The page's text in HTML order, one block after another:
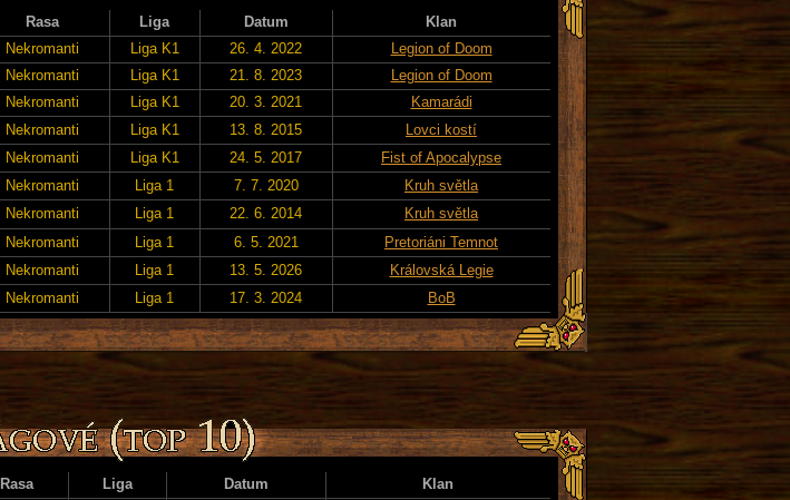
Rasa Liga Datum
Klan
Nekromanti Liga K1 26. 4. 2022
Legion of Doom
Nekromanti Liga K1 21. 8. 2023
Legion of Doom
Nekromanti Liga K1 20. 3. 2021
Kamarádi
Nekromanti Liga K1 13. 8. 2015
Lovci kostí
Nekromanti Liga K1 24. 5. 2017
Fist of Apocalypse
Nekromanti Liga 1 7. 7. 2020
Kruh světla
Nekromanti Liga 1 22. 6. 2014
Kruh světla
Nekromanti Liga 1 6. 5. 2021
Pretoriáni Temnot
Nekromanti Liga 1 13. 5. 2026
Královská Legie
Nekromanti Liga 1 17. 3. 2024 BoB
Rasa Liga Datum Klan